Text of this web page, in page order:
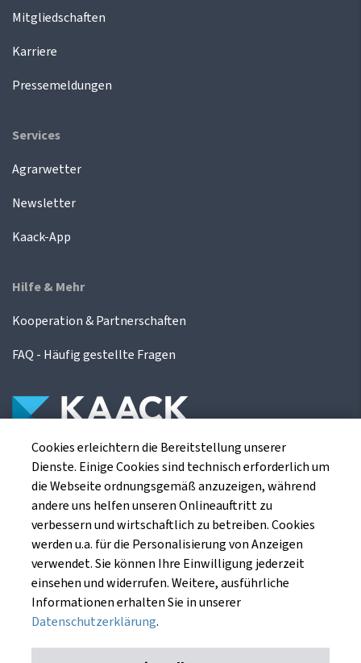
Mitgliedschaften
Karriere
Pressemeldungen
Services
Agrarwetter
Newsletter
Kaack-App
Hilfe & Mehr
Kooperation & Partnerschaften
FAQ - Häufig gestellte Fragen
Die Kaack Terminhandel GmbH ist ein
Finanzdienstleistungsinstitut für die europäischen
Agrarterminbörsen.
Kaack Terminhandel GmbH
Am Markt 8
49661 Cloppenburg
Cookies erleichtern die Bereitstellung unserer
Dienste. Einige Cookies sind technisch erforderlich um
die Webseite ordnungsgemäß anzuzeigen, während
andere uns helfen unseren Onlineauftritt zu
verbessern und wirtschaftlich zu betreiben. Cookies
werden u.a. für die Personalisierung von Anzeigen
verwendet. Sie können Ihre Einwilligung jederzeit
einsehen und widerrufen. Weitere, ausführliche
Informationen erhalten Sie in unserer
Datenschutzerklärung.